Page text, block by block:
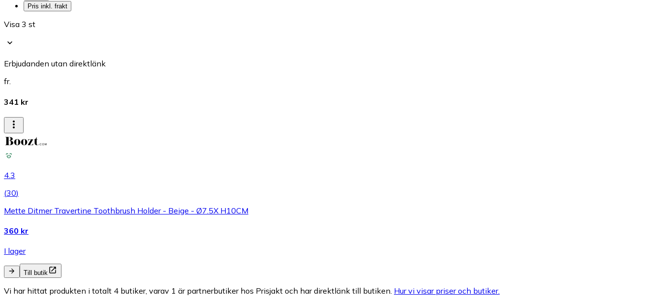
Pris inkl. frakt
Visa 3 st
Erbjudanden utan direktlänk
fr.
341 kr
4.3
(30)
Mette Ditmer Travertine Toothbrush Holder - Beige - Ø7.5X H10CM
360 kr
I lager
Till butik
Vi har hittat produkten i totalt 4 butiker, varav 1 är partnerbutiker hos Prisjakt och har direktlänk till butiken. Hur vi visar priser och butiker.